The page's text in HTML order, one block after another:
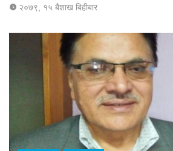
२०७९, १५ बैशाख बिहीबार